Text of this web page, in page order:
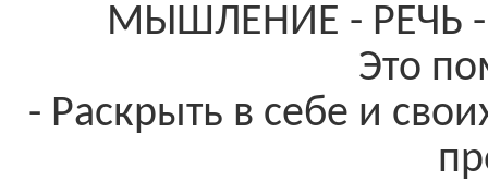
МЫШЛЕНИЕ - РЕЧЬ -
Это
- Раскрыть в себе и